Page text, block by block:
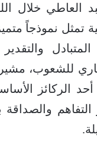
العاطي خلال
تمثل نموذجاً
للشعوب،
الركائز
والصداقة